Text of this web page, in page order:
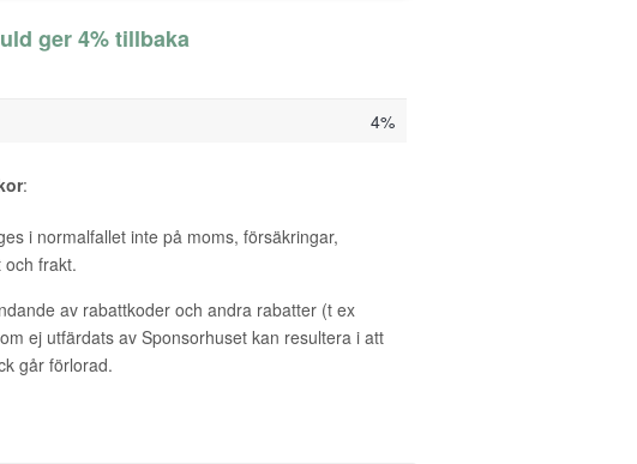
ger 4% tillbaka
4%
:
i normalfallet inte på moms, försäkringar,
frakt.
av rabattkoder och andra rabatter (t ex
ej utfärdats av Sponsorhuset kan resultera i att
går förlorad.